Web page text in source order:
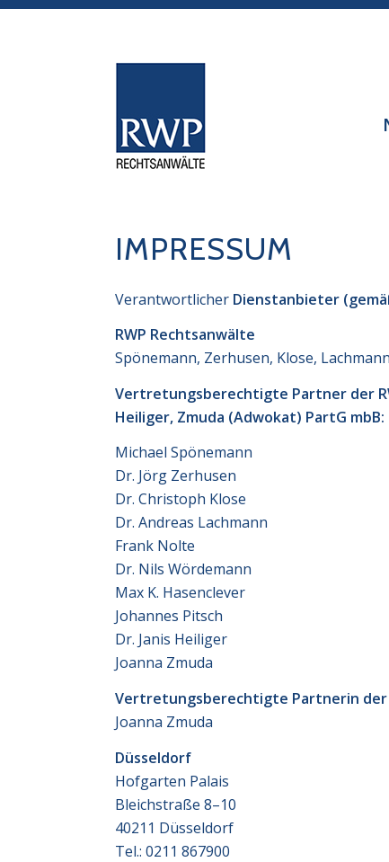
IMPRESSUM
VerantwortlicherDienstanbieter
RWP Rechtsanwälte
Spönemann, Zerhusen, Klose,
Vertretungsberechtigte Partner der
Heiliger, Zmuda (Adwokat) PartG mbB:
Michael Spönemann
Dr. Jörg Zerhusen
Dr. Christoph Klose
Dr. Andreas Lachmann
Frank Nolte
Dr. Nils Wördemann
Max K. Hasenclever
Johannes Pitsch
Dr. Janis Heiliger
Joanna Zmuda
Vertretungsberechtigte Partnerin der
Joanna Zmuda
Düsseldorf
Hofgarten Palais
Bleichstraße 8–10
40211 Düsseldorf
Tel.: 0211 867900